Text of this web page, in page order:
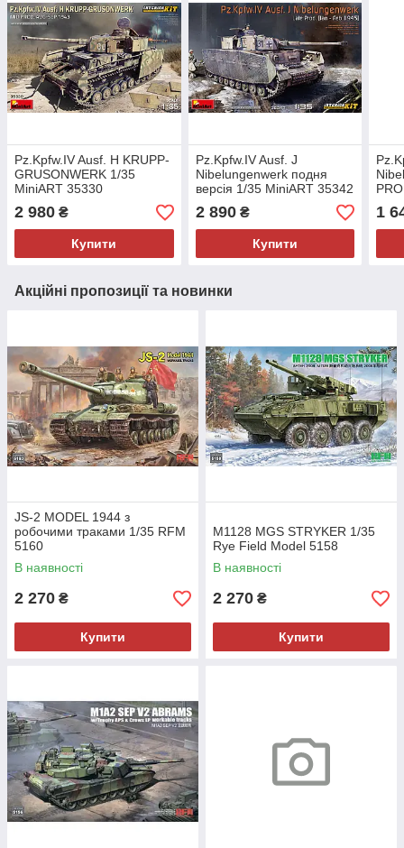
Pz.Kpfw.IV Ausf. H KRUPP-
GRUSONWERK 1/35
MiniART 35330
2 980 ₴
Купити
Pz.Kpfw.IV Ausf. J
Nibelungenwerk подня
версія 1/35 MiniART 35342
2 890₴
Купити
1/
1
Акційні пропозиції та новинки
JS-2 MODEL 1944 з
робочими траками 1/35 RFM
5160
В наявності
2 270 ₴
Купити
M1128 MGS STRYKER 1/35
Rye Field Model 5158
В наявності
2 270 ₴
Купити